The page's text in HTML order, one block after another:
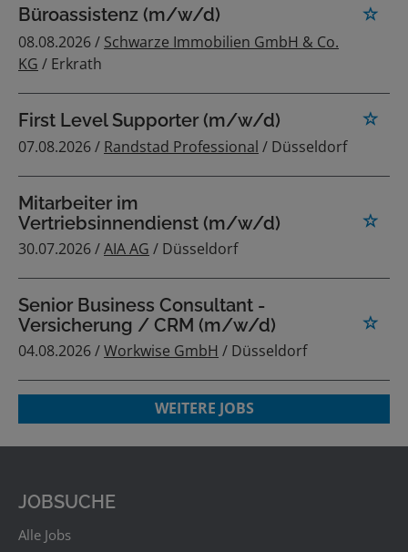
Büroassistenz (m/w/d)
08.08.2026 / Schwarze Immobilien GmbH & Co.
KG / Erkrath
First Level Supporter (m/w/d)
07.08.2026 / Randstad Professional / Düsseldorf
Mitarbeiter im
Vertriebsinnendienst (m/w/d)
30.07.2026 /AIA AG / Düsseldorf
Senior Business Consultant -
Versicherung / CRM (m/w/d)
04.08.2026 /Workwise GmbH / Düsseldorf
WEITERE JOBS
JOBSUCHE
Alle Jobs